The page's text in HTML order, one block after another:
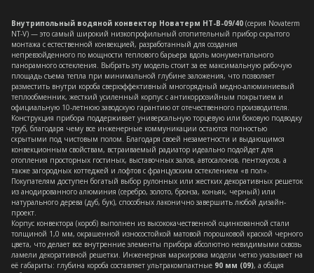
Внутрипольный водяной конвектор Новатерм НТ-В-09/40 (серия Novaterm
NT-V) — это самый широкий низкопрофильный отопительный прибор скрытого
монтажа с естественной конвекцией, разработанный для создания
непревзойденного по мощности теплового барьера вдоль монументального
панорамного остекления. Выбрать эту модель стоит за ее максимальную рабочую
площадь съема тепла при минимальной глубине заложения, что позволяет
разместить внутри короба сверхэффективный многорядный медно-алюминиевый
теплообменник, жесткий усиленный корпус с антикоррозийным покрытием и
официальную 10-летнюю заводскую гарантию от отечественного производителя.
Конструкция прибора поддерживает универсальную торцевую или боковую подводку
труб, благодаря чему все инженерные коммуникации остаются полностью
скрытыми под чистовым полом. Благодаря своей незаметности и выдающимся
конвекционным свойствам, встраиваемый радиатор идеально подойдет для
отопления просторных гостиных, выставочных залов, автосалонов, пентхаусов, а
также загородных коттеджей и лофтов с французским остеклением «в пол».
Покупателям доступен богатый выбор рулонных или жестких декоративных решеток
из анодированного алюминия (серебро, золото, бронза, коньяк, черный) или
натурального дерева (дуб, бук), способных лаконично завершить любой дизайн-
проект.
Корпус конвектора (короб) выполнен из высококачественной оцинкованной стали
толщиной 1,0 мм, окрашенной износостойкой матовой порошковой краской черного
цвета, что делает все внутренние элементы прибора абсолютно невидимыми сквозь
ламели декоративной решетки. Инженерная маркировка модели четко указывает на
её габариты: глубина короба составляет ультракомпактные 90 мм (09), а общая